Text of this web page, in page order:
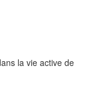
la vie active de